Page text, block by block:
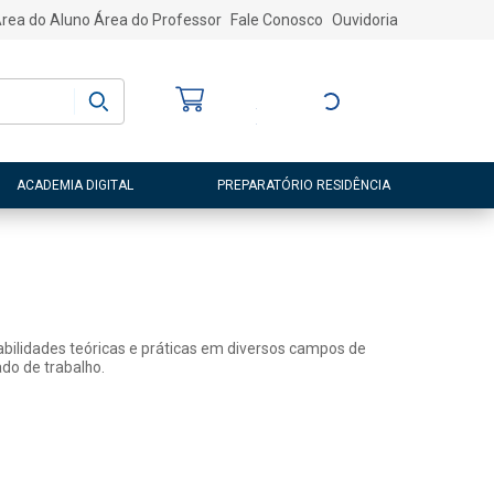
do Aluno Área do Professor Fale Conosco Ouvidoria
Entre ou Cadastre-
ACADEMIA DIGITAL PREPARATÓRIO RESIDÊNCIA
teóricas e práticas em diversos campos de
de trabalho.